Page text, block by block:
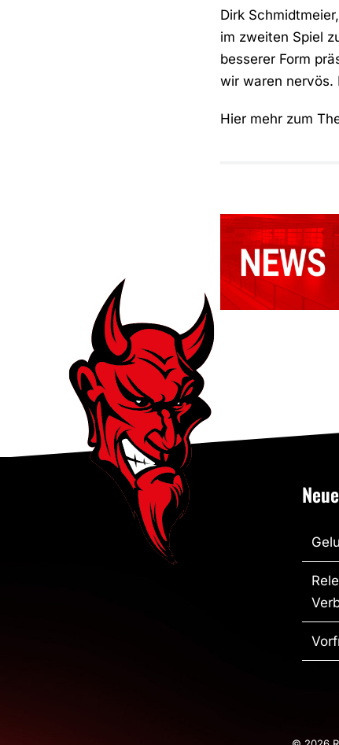
Dirk
im zweiten Spiel
besserer Form
wir waren nervös.
Hier mehr zum
abgesagt –
RSV
verbleibt in
der